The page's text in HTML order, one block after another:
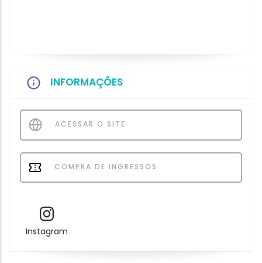
INFORMAÇÕES
ACESSAR O SITE
COMPRA DE INGRESSOS
Instagram